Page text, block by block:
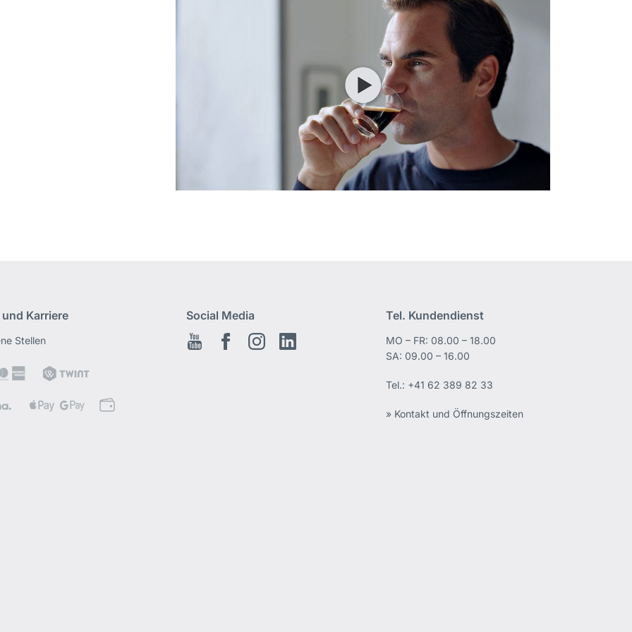
Karriere
Stellen
Social Media
Youtube FacebookInstagram
Tel. Kundendienst
MO – FR: 08.00 – 18.00
SA: 09.00 – 16.00
Tel.: +41 62 389 82 33
» Kontakt und Öffnungszeiten